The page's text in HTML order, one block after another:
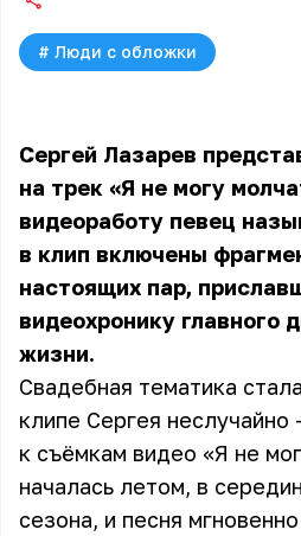
# Люди с обложки
Сергей Лазарев
на трек «Я не могу
видеоработу певец
в клип включены
настоящих пар,
видеохронику главного
жизни.
Свадебная тематика
клипе Сергея неслучайно
к съёмкам видео «Я не
началась летом, в
сезона, и песня